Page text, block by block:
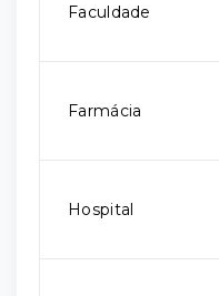
Faculdade
Farmácia
Hospital